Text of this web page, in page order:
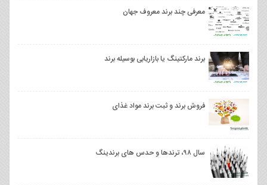
معرفی چند برند معروف جهان
برند ماركتینگ یا بازاریابی بوسیله برند
فروش برند و ثبت برند مواد غذای
سال ۹۸، ترندها و حدس های برندینگ